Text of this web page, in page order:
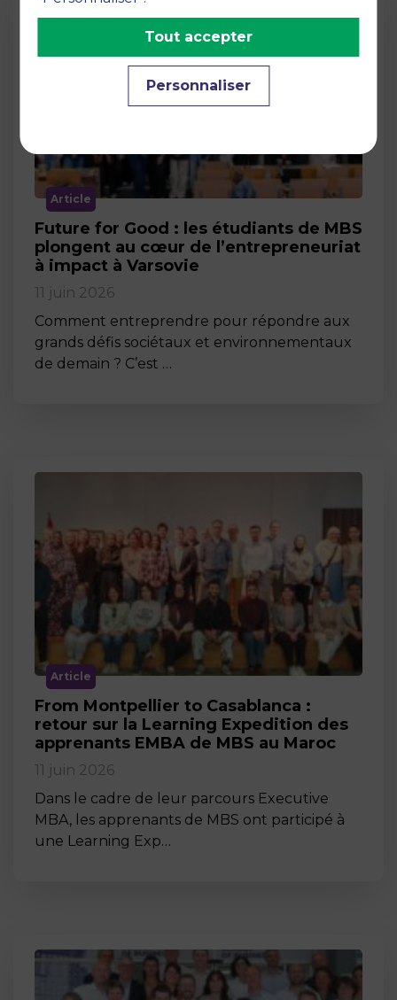
Article
Future for Good : les étudiants de MBS
plongent au cœur de l’entrepreneuriat
à impact à Varsovie
11 juin 2026
Comment entreprendre pour répondre aux
grands défis sociétaux et environnementaux
de demain ? C’est …
Article
From Montpellier to Casablanca :
retour sur la Learning Expedition des
apprenants EMBA de MBS au Maroc
11 juin 2026
Dans le cadre de leur parcours Executive
MBA, les apprenants de MBS ont participé à
une Learning Exp…
Personnaliser
Tout accepter